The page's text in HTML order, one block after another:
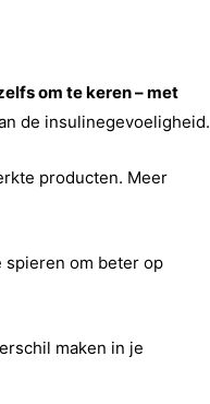
om te keren – met
de insulinegevoeligheid.
producten. Meer
spieren om beter op
maken in je